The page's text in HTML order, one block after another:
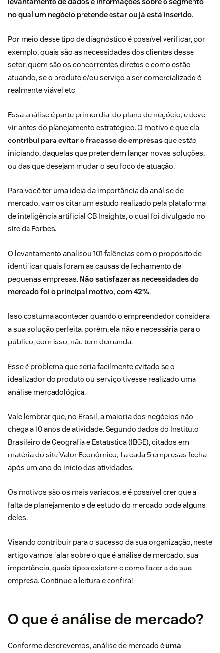
no qual um negócio pretende estar ou já está inserido.
Por meio desse tipo de diagnóstico é possível verificar, por
exemplo, quais são as necessidades dos clientes desse
setor, quem são os concorrentes diretos e como estão
atuando, se o produto e/ou serviço a ser comercializado é
realmente viável etc
Essa análise é parte primordial do plano de negócio, e deve
vir antes do planejamento estratégico. O motivo é que ela
contribui para evitar o fracasso de empresasque estão
iniciando, daquelas que pretendem lançar novas soluções,
ou das que desejam mudar o seu foco de atuação.
Para você ter uma ideia da importância da análise de
mercado, vamos citar um estudo realizado pela plataforma
de inteligência artificial CB Insights, o qual foi divulgado no
site da Forbes.
O levantamento analisou 101 falências com o propósito de
identificar quais foram as causas de fechamento de
pequenas empresas. Não satisfazer as necessidades do
mercado foi o principal motivo, com 42%.
Isso costuma acontecer quando o empreendedor considera
a sua solução perfeita, porém, ela não é necessária para o
público, com isso, não tem demanda.
Esse é problema que seria facilmente evitado se o
idealizador do produto ou serviço tivesse realizado uma
análise mercadológica.
Vale lembrar que, no Brasil, a maioria dos negócios não
chega a 10 anos de atividade. Segundo dados do Instituto
Brasileiro de Geografia e Estatística (IBGE), citados em
matéria do site Valor Econômico, 1 a cada 5 empresas fecha
após um ano do início das atividades.
Os motivos são os mais variados, e é possível crer que a
falta de planejamento e de estudo do mercado pode alguns
deles.
Visando contribuir para o sucesso da sua organização, neste
artigo vamos falar sobre o que é análise de mercado, sua
importância, quais tipos existem e como fazer a da sua
empresa. Continue a leitura e confira!
O que é análise de mercado?
Conforme descrevemos, análise de mercado é uma